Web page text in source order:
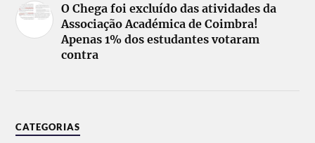
O Chega foi excluído das atividades da
Associação Académica de Coimbra!
Apenas 1% dos estudantes votaram
contra
CATEGORIAS